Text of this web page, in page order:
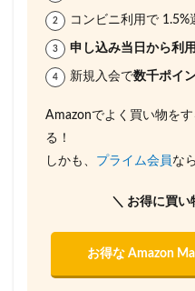
コンビニ利用で 1.5%
申し込み当日から利
新規入会で数千ポイ
Amazonでよく買い物を
る！
しかも、 プライム会員 な
＼ お得に買い
お得な Amazon